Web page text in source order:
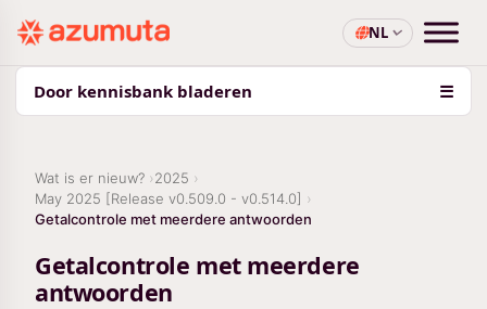
NL
Door kennisbank bladeren ☰
Wat is er nieuw?
2025
May 2025 [Release v0.509.0 - v0.514.0]
Getalcontrole met meerdere antwoorden
Getalcontrole met meerdere
antwoorden